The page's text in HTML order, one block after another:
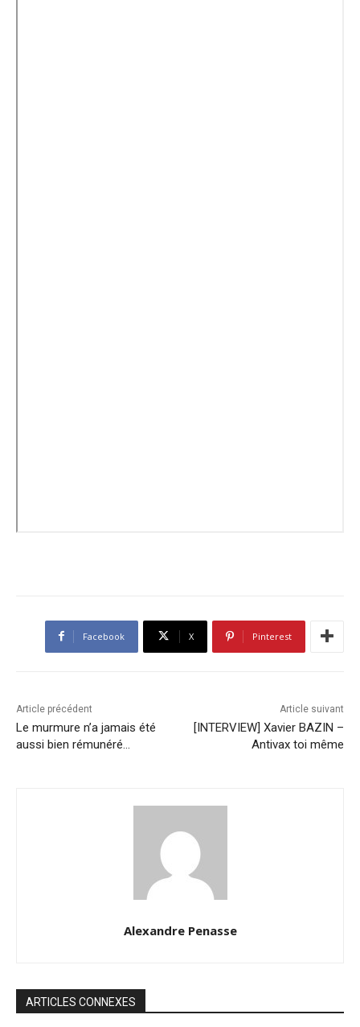
Facebook X Pinterest
Article précédent
Le murmure n’a jamais été
aussi bien rémunéré…
Article suivant
[INTERVIEW] Xavier BAZIN –
Antivax toi même
Alexandre Penasse
ARTICLES CONNEXES